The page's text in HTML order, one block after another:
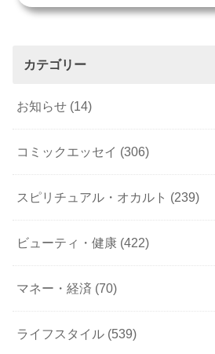
カテゴリー
お知らせ (14)
コミックエッセイ (306)
スピリチュアル・オカルト (239)
ビューティ・健康 (422)
マネー・経済 (70)
ライフスタイル (539)